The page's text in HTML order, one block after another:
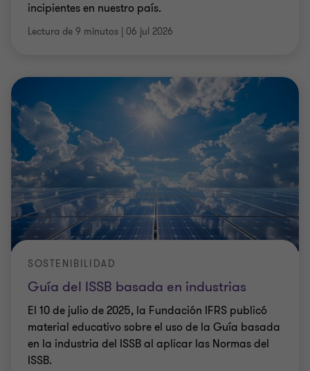
incipientes en nuestro país.
Lectura de 9 minutos | 06 jul 2026
Guía del ISSB basada en industrias
SOSTENIBILIDAD
El 10 de julio de 2025, la Fundación IFRS publicó
material educativo sobre el uso de la Guía basada
en la industria del ISSB al aplicar las Normas del
ISSB.